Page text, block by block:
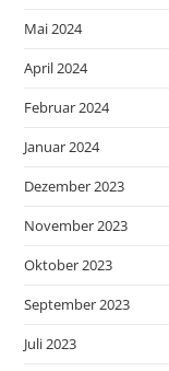
Mai 2024
April 2024
Februar 2024
Januar 2024
Dezember 2023
November 2023
Oktober 2023
September 2023
Juli 2023